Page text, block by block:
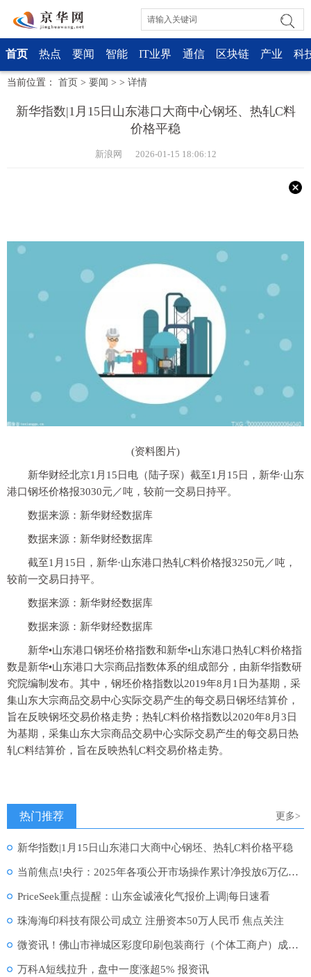
首页 热点 要闻 智能 IT业界 通信 区块链 产业 科
当前位置： 首页 > 要闻 > > 详情
新华指数|1月15日山东港口大商中心钢坯、热轧C料
价格平稳
新浪网 2026-01-15 18:06:12
(资料图片)
新华财经北京1月15日电（陆子琛）截至1月15日，新华·山东
港口钢坯价格报3030元／吨，较前一交易日持平。
数据来源：新华财经数据库
数据来源：新华财经数据库
截至1月15日，新华·山东港口热轧C料价格报3250元／吨，
较前一交易日持平。
数据来源：新华财经数据库
数据来源：新华财经数据库
新华•山东港口钢坯价格指数和新华•山东港口热轧C料价格指
数是新华•山东港口大宗商品指数体系的组成部分，由新华指数研
究院编制发布。其中，钢坯价格指数以2019年8月1日为基期，采
集山东大宗商品交易中心实际交易产生的每交易日钢坯结算价，
旨在反映钢坯交易价格走势；热轧C料价格指数以2020年8月3日
为基期，采集山东大宗商品交易中心实际交易产生的每交易日热
轧C料结算价，旨在反映热轧C料交易价格走势。
热门推荐 更多>
新华指数|1月15日山东港口大商中心钢坯、热轧C料价格平稳
当前焦点!央行：2025年各项公开市场操作累计净投放6万亿元，买断式回购净投放3.8万亿元
PriceSeek重点提醒：山东金诚液化气报价上调|每日速看
珠海海印科技有限公司成立 注册资本50万人民币 焦点关注
微资讯！佛山市禅城区彩度印刷包装商行（个体工商户）成立 注册资本5万人民币
万科A短线拉升，盘中一度涨超5% 报资讯